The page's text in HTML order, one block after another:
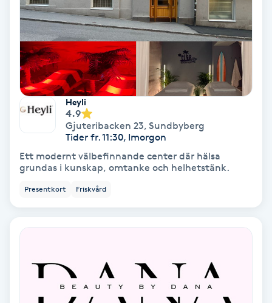
Fransförlängning Megavolym
Fransförlängning Volym
Fransk manikyr
Fransrengöring
Funktionsanalys
Heyli
4.9
Gjuteribacken 23, Sundbyberg
Tider fr. 11:30, Imorgon
Ett modernt välbefinnande center där hälsa
grundas i kunskap, omtanke och helhetstänk.
Presentkort Friskvård